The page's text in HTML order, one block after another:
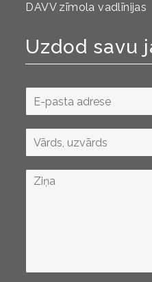
DAVV zīmola vadlīnijas
Uzdod savu